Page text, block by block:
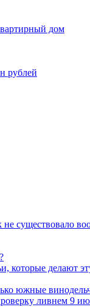
дом
рублей
существовало
которые делают
южные
ливнем 9